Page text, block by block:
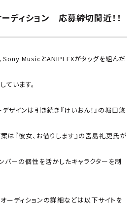
ディション 応募締切間近！！
Sony MusicとANIPLEXがタッグを組んだ
います。
ザインは引き続き『けいおん！』の堀口悠
は『彼女、お借りします』の宮島礼吏氏が
バーの個性を活かしたキャラクターを制
ーディションの詳細などは以下サイトを